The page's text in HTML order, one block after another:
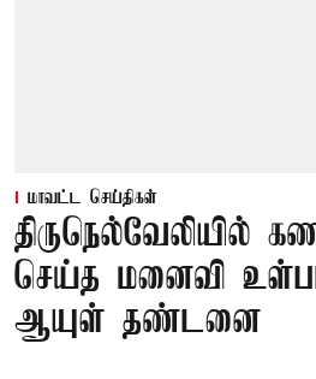
மாவட்ட செய்திகள்
செய்த மனைவி
ஆயுள் தண்டனை